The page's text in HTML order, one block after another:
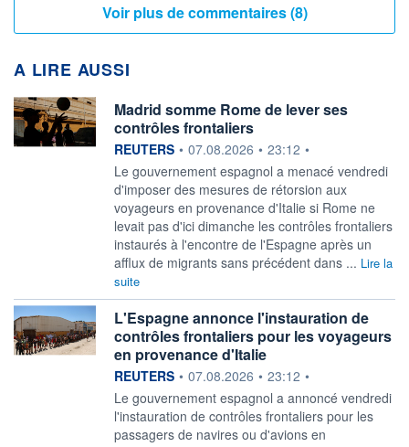
Voir plus de commentaires (8)
A LIRE AUSSI
Madrid somme Rome de lever ses
contrôles frontaliers
information fournie par
REUTERS • 07.08.2026 • 23:12 •
Le gouvernement espagnol a menacé vendredi
‌d'imposer des mesures de rétorsion aux
voyageurs en provenance d'Italie si Rome ne
levait ​pas d'ici dimanche les contrôles frontaliers
instaurés à l'encontre de l'Espagne après un
afflux de migrants sans précédent dans ... Lire la
suite
L'Espagne annonce l'instauration de
contrôles frontaliers pour les voyageurs
en provenance d'Italie
information fournie par
REUTERS • 07.08.2026 • 23:12 •
‌Le gouvernement espagnol a ​annoncé vendredi
l'instauration de contrôles frontaliers pour les
passagers ​de navires ou d'avions en ​